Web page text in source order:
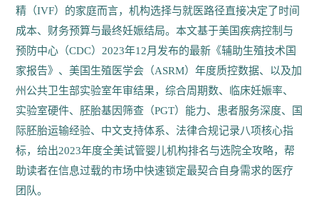
精（IVF）的家庭而言，机构选择与就医路径直接决定了时间
成本、财务预算与最终妊娠结局。本文基于美国疾病控制与
预防中心（CDC）2023年12月发布的最新《辅助生殖技术国
家报告》、美国生殖医学会（ASRM）年度质控数据、以及加
州公共卫生部实验室年审结果，综合周期数、临床妊娠率、
实验室硬件、胚胎基因筛查（PGT）能力、患者服务深度、国
际胚胎运输经验、中文支持体系、法律合规记录八项核心指
标，给出2023年度全美试管婴儿机构排名与选院全攻略，帮
助读者在信息过载的市场中快速锁定最契合自身需求的医疗
团队。